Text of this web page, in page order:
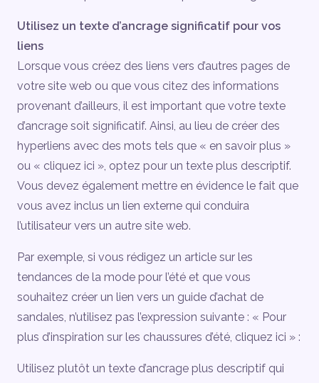
Utilisez un texte d’ancrage significatif pour vos
liens
Lorsque vous créez des liens vers d’autres pages de
votre site web ou que vous citez des informations
provenant d’ailleurs, il est important que votre texte
d’ancrage soit significatif. Ainsi, au lieu de créer des
hyperliens avec des mots tels que « en savoir plus »
ou « cliquez ici », optez pour un texte plus descriptif.
Vous devez également mettre en évidence le fait que
vous avez inclus un lien externe qui conduira
l’utilisateur vers un autre site web.
Par exemple, si vous rédigez un article sur les
tendances de la mode pour l’été et que vous
souhaitez créer un lien vers un guide d’achat de
sandales, n’utilisez pas l’expression suivante : « Pour
plus d’inspiration sur les chaussures d’été, cliquez ici » :
Utilisez plutôt un texte d’ancrage plus descriptif qui